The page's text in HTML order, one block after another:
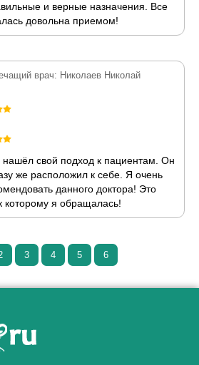
и верные назначения. Все
довольна приемом!
врач: Николаев Николай
нашёл свой подход к пациентам. Он
же расположил к себе. Я очень
данного доктора! Это
которому я обращалась!
3 4 5 6